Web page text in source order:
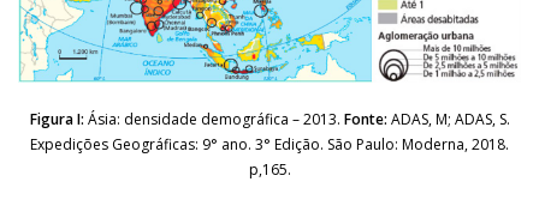
Figura I: Ásia: densidade demográfica – 2013. Fonte: ADAS, M; ADAS, S.
Expedições Geográficas: 9° ano. 3° Edição. São Paulo: Moderna, 2018.
p,165.